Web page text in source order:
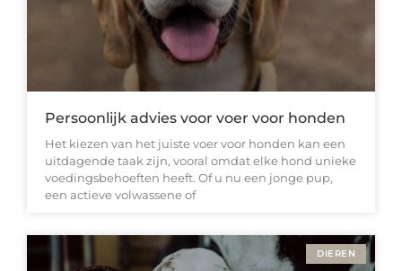
Persoonlijk advies voor voer voor honden
Het kiezen van het juiste voer voor honden kan een
uitdagende taak zijn, vooral omdat elke hond unieke
voedingsbehoeften heeft. Of u nu een jonge pup,
een actieve volwassene of
DIEREN